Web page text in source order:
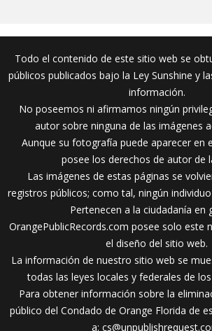
Todo el contenido de este sitio web se
públicos publicados bajo la Ley Sunshine y
información.
No poseemos ni afirmamos ningún
autor sobre ninguna de las imágenes
Aunque su fotografía puede aparecer en
posee los derechos de autor de
Las imágenes de estas páginas se
registros públicos; como tal, ningún
Pertenecen a la ciudadanía en
OrangePublicRecords.com posee solo este
el diseño del sitio web.
La información de nuestro sitio web se
todas las leyes locales y federales de
Para obtener información sobre la
público del Condado de Orange Florida de
a: